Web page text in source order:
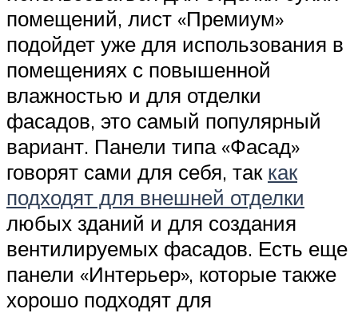
помещений, лист «Премиум»
подойдет уже для использования в
помещениях с повышенной
влажностью и для отделки
фасадов, это самый популярный
вариант. Панели типа «Фасад»
говорят сами для себя, так как
подходят для внешней отделки
любых зданий и для создания
вентилируемых фасадов. Есть еще
панели «Интерьер», которые также
хорошо подходят для